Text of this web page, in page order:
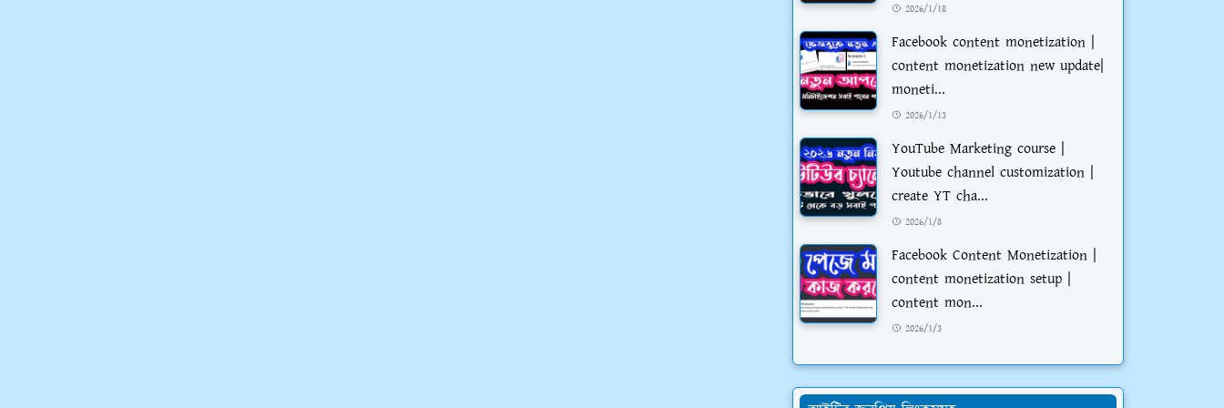
2026/1/18
Facebook content monetization |
content monetization new update|
moneti...
2026/1/13
YouTube Marketing course |
Youtube channel customization |
create YT cha...
2026/1/8
Facebook Content Monetization |
content monetization setup |
content mon...
2026/1/3